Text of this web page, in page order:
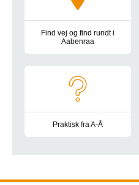
Find vej og find rundt i
Aabenraa
Praktisk fra A-Å